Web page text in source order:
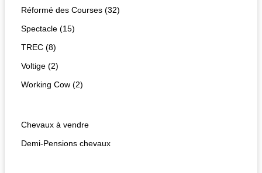
Réformé des Courses (32)
Spectacle (15)
TREC (8)
Voltige (2)
Working Cow (2)
Chevaux à vendre
Demi-Pensions chevaux